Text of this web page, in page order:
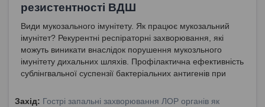
резистентності ВДШ
Види мукозального імунітету. Як працює мукозальний
імунітет? Рекурентні респіраторні захворювання, які
можуть виникати внаслідок порушення мукозльного
імунітету дихальних шляхів. Профілактична ефективність
сублінгвальної суспензії бактеріальних антигенів при
Захід: Гострі запальні захворювання ЛОР органів як